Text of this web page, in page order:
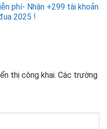
phí- Nhận +299 tài khoản
2025 !
thị công khai. Các trường